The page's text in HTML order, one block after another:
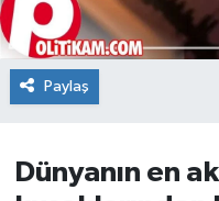
Paylaş
Dünyanın en
EĞİTİM
EKONOMİ
Gömeç